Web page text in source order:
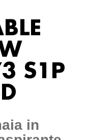
S1P
in